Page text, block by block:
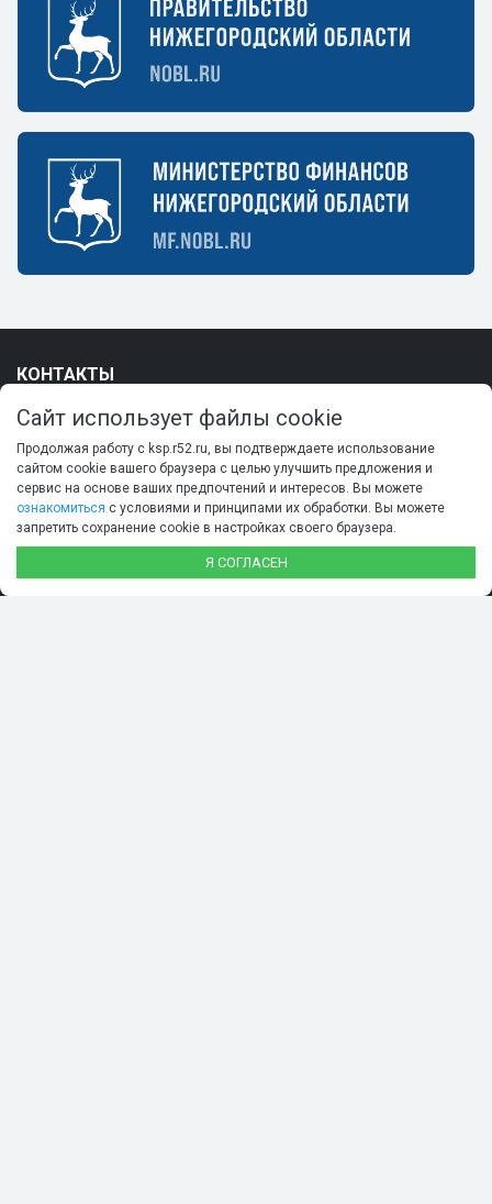
КОНТАКТЫ
603082, г. Нижний Новгород, Кремль, корпус 14
+7 (831) 416-23-65
kspno@ksp.r52.ru
Нашли ошибку? Сообщите нам!
Выделите и нажмите Ctr+Enter
Сайт использует файлы cookie
Продолжая работу с ksp.r52.ru, вы подтверждаете использование
сайтом cookie вашего браузера с целью улучшить предложения и
сервис на основе ваших предпочтений и интересов. Вы можете
ознакомиться с условиями и принципами их обработки. Вы можете
запретить сохранение cookie в настройках своего браузера.
Я СОГЛАСЕН